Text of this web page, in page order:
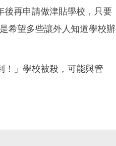
後再申請做津貼學校，只要
希望多些讓外人知道學校辦
！」學校被殺，可能與管